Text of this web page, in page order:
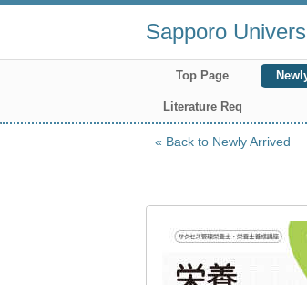
Sapporo
Top Page
Literature Req
Back to Newly Arrived